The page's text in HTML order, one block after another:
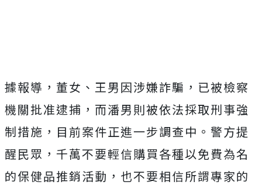
據報導，董女、王男因涉嫌詐騙，已被檢察
機關批准逮捕，而潘男則被依法採取刑事強
制措施，目前案件正進一步調查中。警方提
醒民眾，千萬不要輕信購買各種以免費為名
的保健品推銷活動，也不要相信所謂專家的